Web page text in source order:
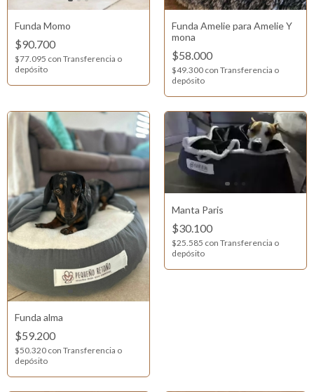
Funda Momo
$90.700
$77.095 con Transferencia o
depósito
Funda Amelie para Amelie Y
mona
$58.000
$49.300 con Transferencia o
depósito
Funda alma
$59.200
$50.320 con Transferencia o
depósito
Manta Paris
$30.100
$25.585 con Transferencia o
depósito